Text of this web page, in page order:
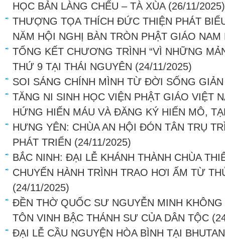
HỌC BẢN LÀNG CHẾU – TÀ XÙA (26/11/2025)
THƯỢNG TỌA THÍCH ĐỨC THIỆN PHÁT
NĂM HỘI NGHỊ BÀN TRÒN PHẬT GIÁO NAM
TỔNG KẾT CHƯƠNG TRÌNH “VÌ NHỮNG
THỨ 9 TẠI THÁI NGUYÊN (24/11/2025)
SOI SÁNG CHÍNH MÌNH TỪ ĐỜI SỐNG
TĂNG NI SINH HỌC VIỆN PHẬT GIÁO VIỆT
HỨNG HIẾN MÁU VÀ ĐĂNG KÝ HIẾN MÔ,
HƯNG YÊN: CHÙA AN HỘI ĐÓN TÂN TRỤ
PHÁT TRIỂN (24/11/2025)
BẮC NINH: ĐẠI LỄ KHÁNH THÀNH CHÙA
CHUYẾN HÀNH TRÌNH TRAO HƠI ẤM TỪ
(24/11/2025)
ĐỀN THỜ QUỐC SƯ NGUYỄN MINH
TÔN VINH BẬC THÁNH SƯ CỦA DÂN TỘC
ĐẠI LỄ CẦU NGUYỆN HÒA BÌNH TẠI